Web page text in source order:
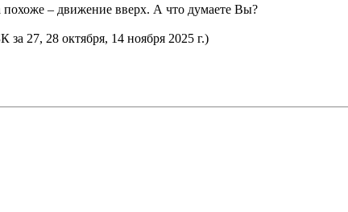
– движение вверх. А что думаете Вы?
за 27, 28 октября, 14 ноября 2025 г.)